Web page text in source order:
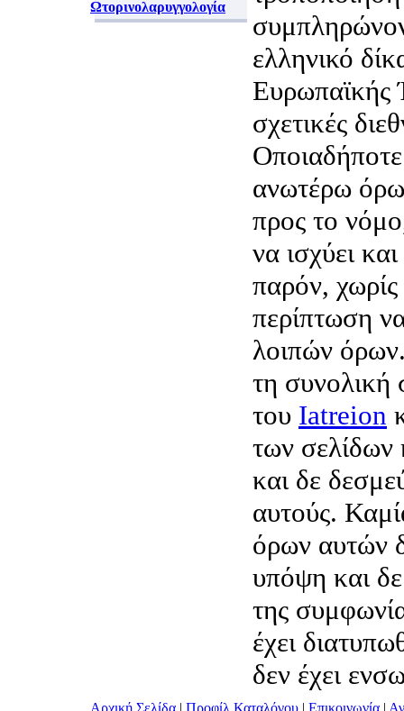
Ωτορινολαρυγγολογία
ελληνικό
Ευρωπαϊκής
σχετικές
ανωτέρω
προς το
να ισχύει
παρόν,
περίπτωση
λοιπών
τη συνολική
του Iatreion
των σελίδων
και δε
αυτούς.
όρων αυτών
υπόψη και
της
έχει
δεν έχει
Αρχική Σελίδα | Προφίλ Καταλόγου | Επικοινωνία |